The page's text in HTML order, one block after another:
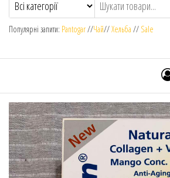
Популярні запити: Pantogar//Чай//Хельба // Sale